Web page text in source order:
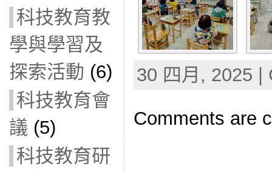
科技教育教
學與學習及
探索活動 (6)
科技教育會
議 (5)
科技教育研
30 四月, 2025
Comments are